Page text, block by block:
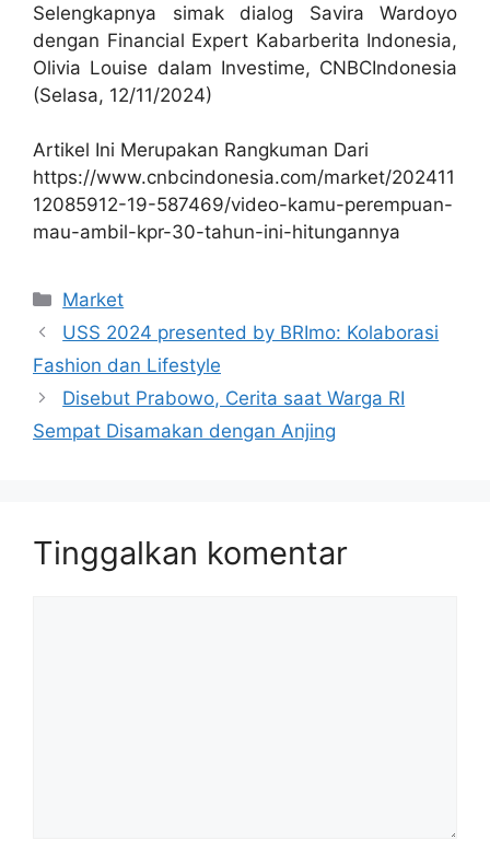
Selengkapnya simak dialog Savira Wardoyo
dengan Financial Expert Kabarberita Indonesia,
Olivia Louise dalam Investime, CNBCIndonesia
(Selasa, 12/11/2024)
Artikel Ini Merupakan Rangkuman Dari
https://www.cnbcindonesia.com/market/202411
12085912-19-587469/video-kamu-perempuan-
mau-ambil-kpr-30-tahun-ini-hitungannya
Kategori
Market
USS 2024 presented by BRImo: Kolaborasi
Fashion dan Lifestyle
Disebut Prabowo, Cerita saat Warga RI
Sempat Disamakan dengan Anjing
Tinggalkan komentar